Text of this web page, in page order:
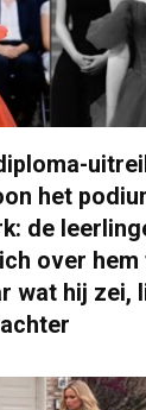
het
de
over hem
wat hij zei,